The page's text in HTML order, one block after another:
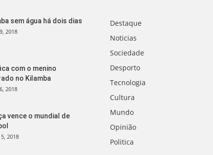
sem água há dois dias
2018
com o menino
no Kilamba
2018
vence o mundial de
2018
Destaque
Noticias
Sociedade
Desporto
Tecnologia
Cultura
Mundo
Opinião
Politica